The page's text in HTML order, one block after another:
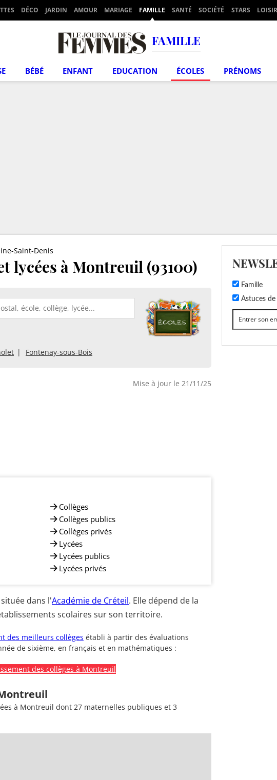
DÉCO JARDIN AMOUR MARIAGE FAMILLE SANTÉ SOCIÉTÉ STARS
FAMILLE
BÉBÉ ENFANT EDUCATION ÉCOLES PRÉNOMS
Saint-Denis
lycées à Montreuil (93100)
Fontenay-sous-Bois
Mise à jour le 21/11/25
Collèges
Collèges publics
Collèges privés
Lycées
Lycées publics
Lycées privés
dans l'Académie de Créteil. Elle dépend de la
scolaires sur son territoire.
des meilleurs collèges établi à partir des évaluations
de sixième, en français et en mathématiques :
des collèges à Montreuil
à Montreuil dont 27 maternelles publiques et 3
Famille
Astuces